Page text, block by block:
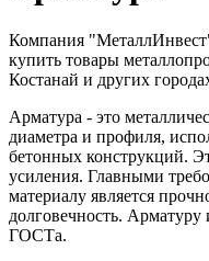
Компания
купить товары
Костанай и других
Арматура - это
диаметра и профиля,
бетонных конструкций.
усиления. Главными
материалу является
долговечность. Арматуру
ГОСТа.